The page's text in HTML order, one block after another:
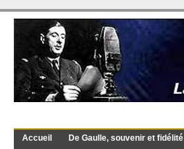
Accueil De Gaulle, souvenir et fidélité